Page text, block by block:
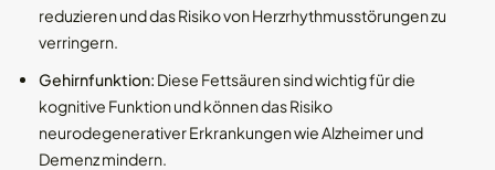
reduzieren und das Risiko von Herzrhythmusstörungen zu
verringern.
Gehirnfunktion: Diese Fettsäuren sind wichtig für die
kognitive Funktion und können das Risiko
neurodegenerativer Erkrankungen wie Alzheimer und
Demenz mindern.